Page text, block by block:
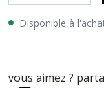
Disponible à
vous aimez ?